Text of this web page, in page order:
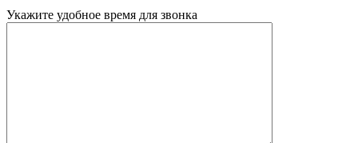
Укажите удобное время для звонка